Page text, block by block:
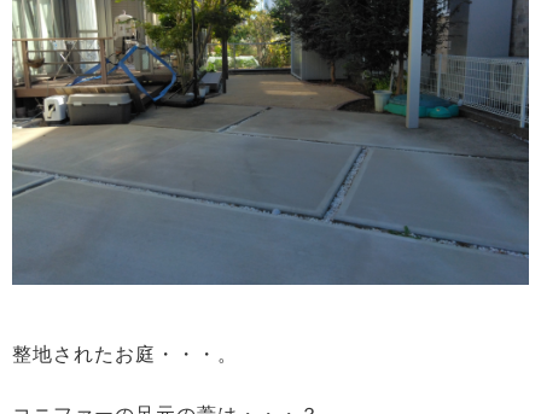
整地されたお庭・・・。